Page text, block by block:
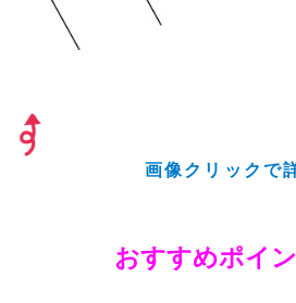
画像クリックで
おすすめポイン